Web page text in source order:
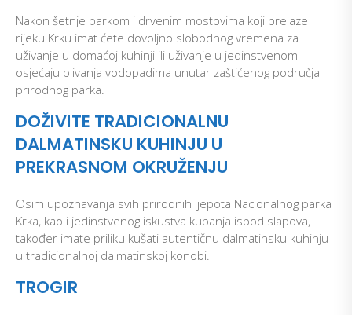
Nakon šetnje parkom i drvenim mostovima koji prelaze
rijeku Krku imat ćete dovoljno slobodnog vremena za
uživanje u domaćoj kuhinji ili uživanje u jedinstvenom
osjećaju plivanja vodopadima unutar zaštićenog područja
prirodnog parka.
DOŽIVITE TRADICIONALNU
DALMATINSKU KUHINJU U
PREKRASNOM OKRUŽENJU
Osim upoznavanja svih prirodnih ljepota Nacionalnog parka
Krka, kao i jedinstvenog iskustva kupanja ispod slapova,
također imate priliku kušati autentičnu dalmatinsku kuhinju
u tradicionalnoj dalmatinskoj konobi.
TROGIR